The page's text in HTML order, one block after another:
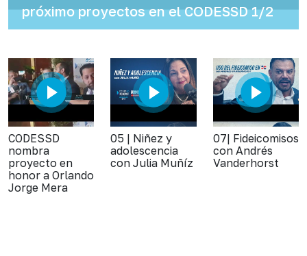
próximo proyectos en el CODESSD 1/2
CODESSD
nombra
proyecto en
honor a Orlando
Jorge Mera
05 | Niñez y
adolescencia
con Julia Muñíz
07| Fideicomisos
con Andrés
Vanderhorst